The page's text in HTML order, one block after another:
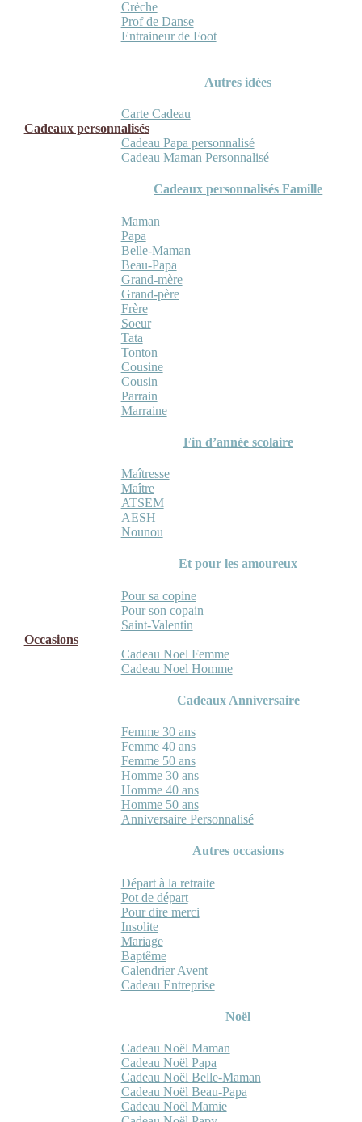
Crèche
Prof de Danse
Entraineur de Foot
Autres idées
Carte Cadeau
Cadeaux personnalisés
Cadeau Papa personnalisé
Cadeau Maman Personnalisé
Cadeaux personnalisés Famille
Maman
Papa
Belle-Maman
Beau-Papa
Grand-mère
Grand-père
Frère
Soeur
Tata
Tonton
Cousine
Cousin
Parrain
Marraine
Fin d’année scolaire
Maîtresse
Maître
ATSEM
AESH
Nounou
Et pour les amoureux
Pour sa copine
Pour son copain
Saint-Valentin
Occasions
Cadeau Noel Femme
Cadeau Noel Homme
Cadeaux Anniversaire
Femme 30 ans
Femme 40 ans
Femme 50 ans
Homme 30 ans
Homme 40 ans
Homme 50 ans
Anniversaire Personnalisé
Autres occasions
Départ à la retraite
Pot de départ
Pour dire merci
Insolite
Mariage
Baptême
Calendrier Avent
Cadeau Entreprise
Noël
Cadeau Noël Maman
Cadeau Noël Papa
Cadeau Noël Belle-Maman
Cadeau Noël Beau-Papa
Cadeau Noël Mamie